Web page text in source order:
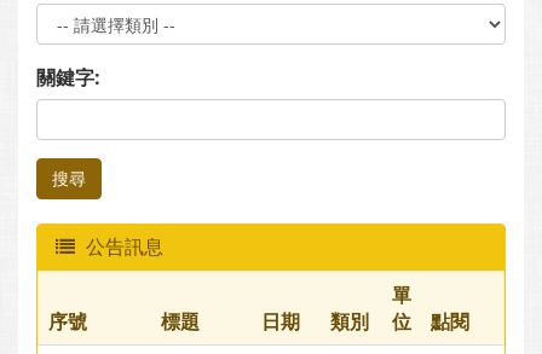
關鍵字:
搜尋
公告訊息
序號 標題 日期 類別
單
位
點閱